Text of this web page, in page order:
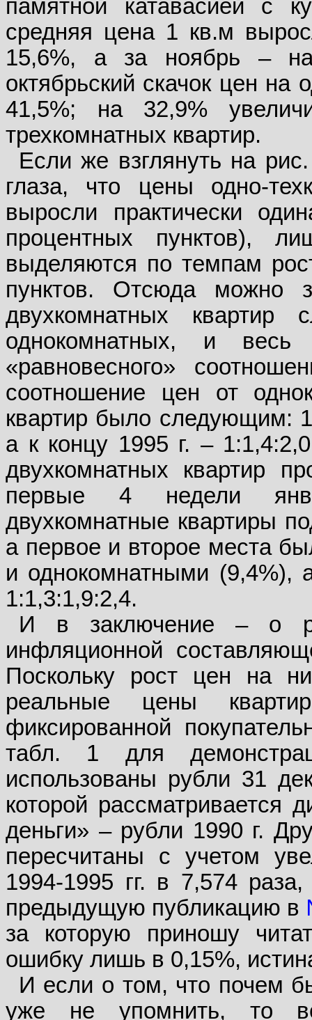
памятной катавасией с
средняя цена 1 кв.м
15,6%, а за ноябрь –
октябрьский скачок цен на
41,5%; на 32,9%
трехкомнатных квартир.
Если же взглянуть на
глаза, что цены одно-
выросли практически
процентных пунктов),
выделяются по темпам
пунктов. Отсюда можно
двухкомнатных
однокомнатных, и
«равновесного»
соотношение цен от
квартир было следующим:
а к концу 1995 г. –
двухкомнатных квартир
первые 4 недели
двухкомнатные квартиры
а первое и второе места
и однокомнатными (9,4%),
1:1,3:1,9:2,4.
И в заключение – о
инфляционной
Поскольку рост цен на
реальные цены
фиксированной
табл. 1 для
использованы рубли 31
которой рассматривается
деньги» – рубли 1990 г.
пересчитаны с учетом
1994-1995 гг. в 7,574
предыдущую публикацию в
за которую приношу
ошибку лишь в 0,15%,
И если о том, что почем
уже не упомнить, то